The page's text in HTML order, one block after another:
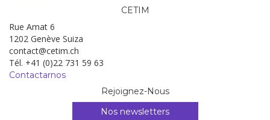
CETIM
Rue Amat 6
1202 Genève Suiza
contact@cetim.ch
Tél. +41 (0)22 731 59 63
Contactarnos
Rejoignez-Nous
Nos newsletters